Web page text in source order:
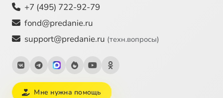
+7 (495) 722-92-79
fond@predanie.ru
support@predanie.ru (техн.вопросы)
Мне нужна помощь